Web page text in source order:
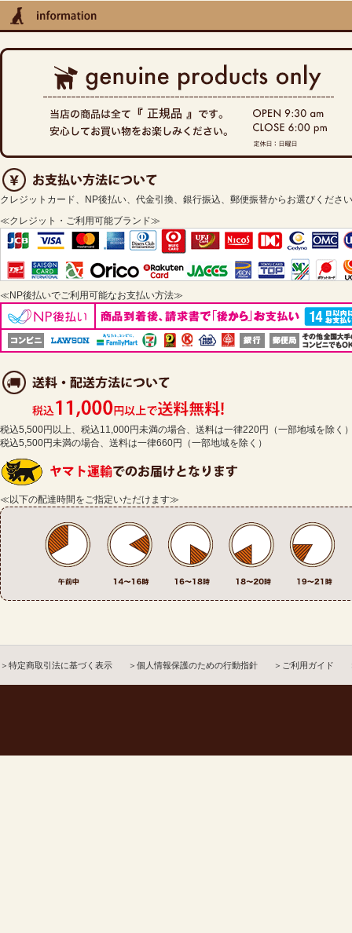
クレジットカード、NP後払い、代金引換、銀行振込、郵便振替からお選びくださ
≪クレジット・ご利用可能ブランド≫
≪NP後払いでご利用可能なお支払い方法≫
税込5,500円以上、税込11,000円未満の場合、送料は一律220円（一部地域を除く
税込5,500円未満の場合、送料は一律660円（一部地域を除く）
≪以下の配達時間をご指定いただけます≫
＞特定商取引法に基づく表示 ＞個人情報保護のための行動指針 ＞ご利用ガイド